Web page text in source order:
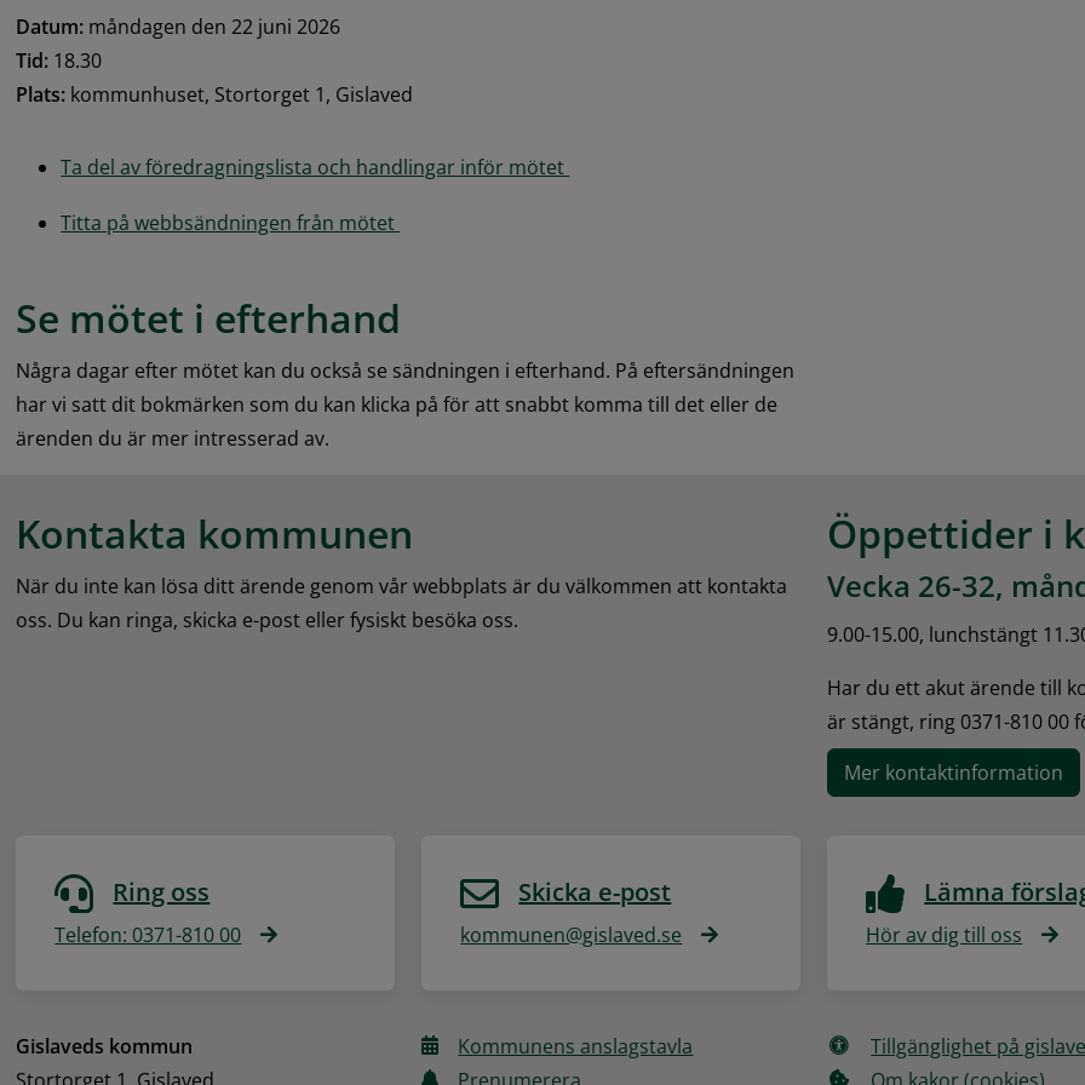
Datum: måndagen den 22 juni 2026
Tid: 18.30
Plats: kommunhuset, Stortorget 1, Gislaved
Ta del av föredragningslista och handlingar inför mötet
Titta på webbsändningen från mötet
Se mötet i efterhand
Några dagar efter mötet kan du också se sändningen i efterhand. På eftersändningen
har vi satt dit bokmärken som du kan klicka på för att snabbt komma till det eller de
ärenden du är mer intresserad av.
Kontakta kommunen
När du inte kan lösa ditt ärende genom vår webbplats är du välkommen att kontakta
oss. Du kan ringa, skicka e-post eller fysiskt besöka oss.
Öppettider i
Vecka 26-32,
9.00-15.00, lunchstängt
Har du ett akut ärende till
är stängt, ring 0371-810
Mer kontaktinformation
Ring oss
Telefon: 0371-810 00
Skicka e-post
kommunen@gislaved.se
Lämna
Hör av dig till oss
Gislaveds kommun
Kommunens anslagstavla
Tillgänglighet på